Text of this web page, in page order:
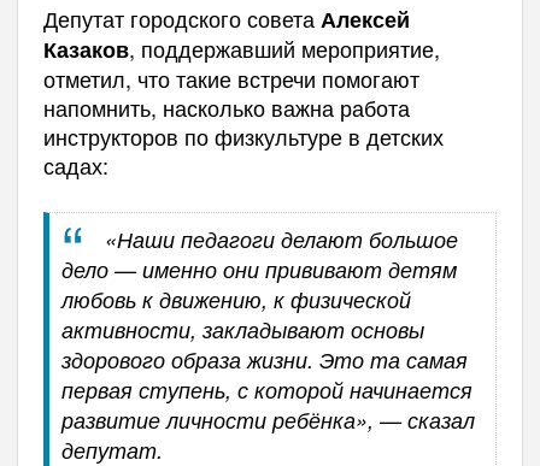
Депутат городского советаАлексей
Казаков, поддержавший мероприятие,
отметил, что такие встречи помогают
напомнить, насколько важна работа
инструкторов по физкультуре в детских
садах:
«Наши педагоги делают большое
дело — именно они прививают детям
любовь к движению, к физической
активности, закладывают основы
здорового образа жизни. Это та самая
первая ступень, с которой начинается
развитие личности ребёнка», — сказал
депутат.